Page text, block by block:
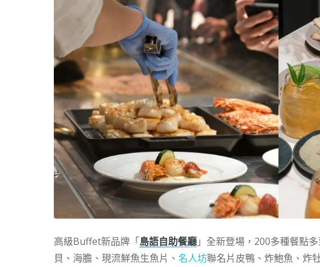
高級Buffet新品牌「島語自助餐廳」全新登場，200多種餐點
貝、海膽、現流鮮魚生魚片、名人坊聯名片皮鴨、炸鮑魚、炸